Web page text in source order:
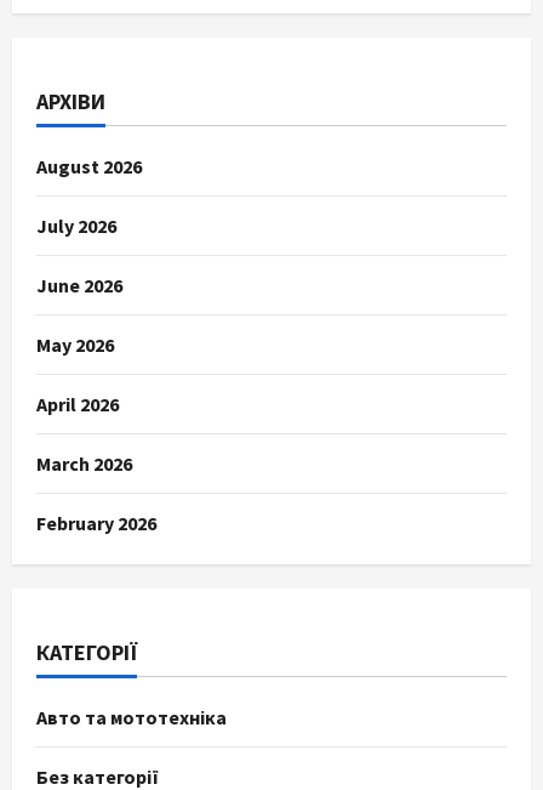
АРХІВИ
August 2026
July 2026
June 2026
May 2026
April 2026
March 2026
February 2026
КАТЕГОРІЇ
Авто та мототехніка
Без категорії